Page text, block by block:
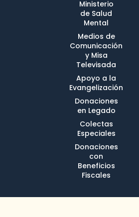
Ministerio
de Salud
Mental
Medios de
Comunicación
y Misa
Televisada
Apoyo a la
Evangelización
Donaciones
en Legado
Colectas
Especiales
Donaciones
con
Beneficios
Fiscales